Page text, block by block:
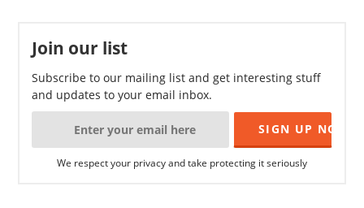
Join our list
Subscribe to our mailing list and get interesting stuff
and updates to your email inbox.
We respect your privacy and take protecting it seriously